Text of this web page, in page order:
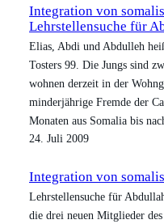
Integration von
Lehrstellensuche für
Elias, Abdi und Abdulleh
Tosters 99. Die Jungs sind
wohnen derzeit in der
minderjährige Fremde der
Monaten aus Somalia bis
24. Juli 2009
Integration von
Lehrstellensuche für
die drei neuen Mitglieder